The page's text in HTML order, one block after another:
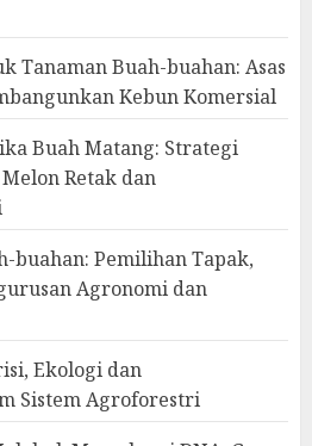
Tanaman Buah-buahan: Asas
Kebun Komersial
Buah Matang: Strategi
Retak dan
buahan: Pemilihan Tapak,
Agronomi dan
Ekologi dan
Sistem Agroforestri